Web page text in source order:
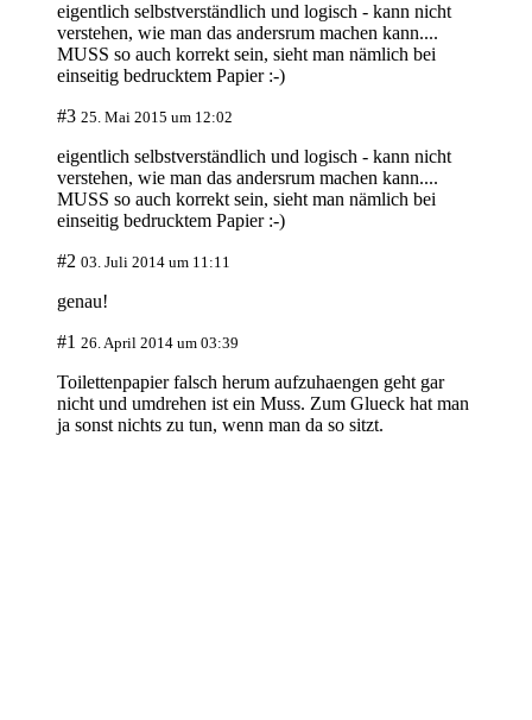
eigentlich selbstverständlich und logisch - kann nicht
verstehen, wie man das andersrum machen kann....
MUSS so auch korrekt sein, sieht man nämlich bei
einseitig bedrucktem Papier :-)
#3 25. Mai 2015 um 12:02
eigentlich selbstverständlich und logisch - kann nicht
verstehen, wie man das andersrum machen kann....
MUSS so auch korrekt sein, sieht man nämlich bei
einseitig bedrucktem Papier :-)
#2 03. Juli 2014 um 11:11
genau!
#1 26. April 2014 um 03:39
Toilettenpapier falsch herum aufzuhaengen geht gar
nicht und umdrehen ist ein Muss. Zum Glueck hat man
ja sonst nichts zu tun, wenn man da so sitzt.